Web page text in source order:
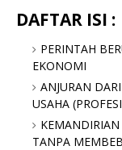
DAFTAR ISI :
PERINTAH
EKONOMI
ANJURAN
USAHA
TANPA